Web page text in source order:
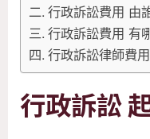
行政訴訟費用 由
行政訴訟費用 有
行政訴訟律師費
行政訴訟